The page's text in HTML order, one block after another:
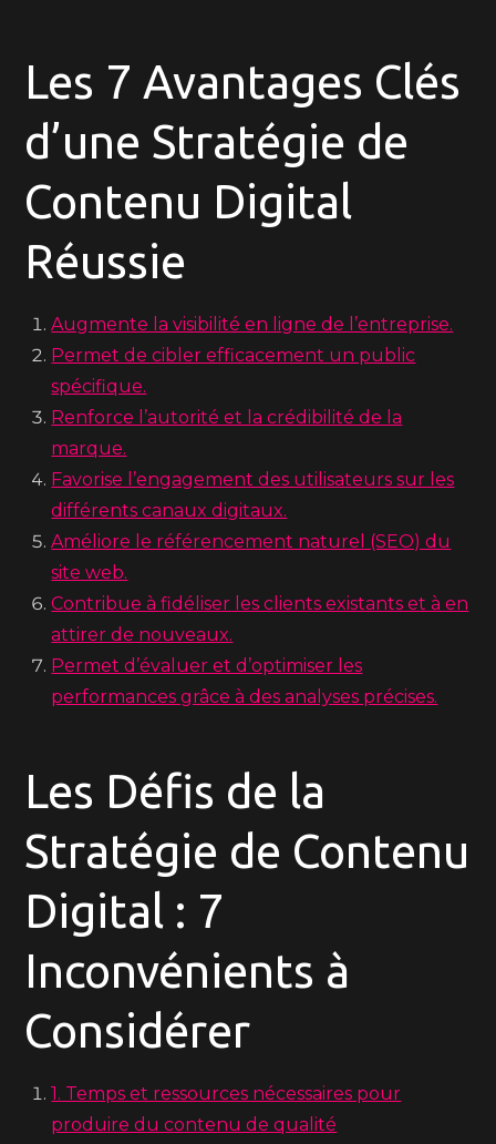
Les 7 Avantages Clés
d’une Stratégie de
Contenu Digital
Réussie
Augmente la visibilité en ligne de l’entreprise.
Permet de cibler efficacement un public
spécifique.
Renforce l’autorité et la crédibilité de la
marque.
Favorise l’engagement des utilisateurs sur les
différents canaux digitaux.
Améliore le référencement naturel (SEO) du
site web.
Contribue à fidéliser les clients existants et à en
attirer de nouveaux.
Permet d’évaluer et d’optimiser les
performances grâce à des analyses précises.
Les Défis de la
Stratégie de Contenu
Digital : 7
Inconvénients à
Considérer
1. Temps et ressources nécessaires pour
produire du contenu de qualité